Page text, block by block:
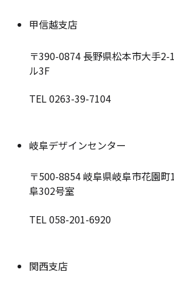
甲信越支店
〒390-0874 長野県松本市大手2-
ル3F
TEL 0263-39-7104
岐阜デザインセンター
〒500-8854岐阜県岐阜市花園町
阜302号室
TEL 058-201-6920
関西支店